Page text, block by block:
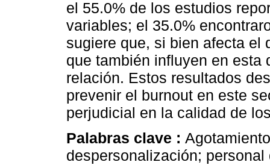
el 55.0% de los estudios
variables; el 35.0%
sugiere que, si bien afecta el
que también influyen en esta
relación. Estos resultados
prevenir el burnout en este
perjudicial en la calidad de
Palabras clave :
despersonalización;